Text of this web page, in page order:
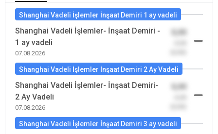
Shanghai Vadeli İşlemler İnşaat Demiri 1 ay vadeli
Shanghai Vadeli İşlemler- İnşaat Demiri -
1 ay vadeli
07.08.2026
0,00
Shanghai Vadeli İşlemler İnşaat Demiri 2 Ay Vadeli
Shanghai Vadeli İşlemler- İnşaat Demiri-
2 Ay Vadeli
07.08.2026
0,00
Shanghai Vadeli İşlemler İnşaat Demiri 3 ay vadeli